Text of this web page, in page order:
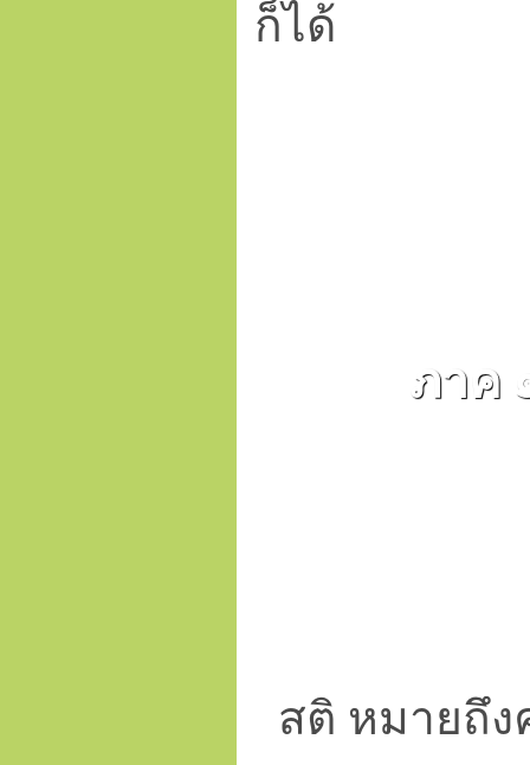
ก็ได้
ภาค
สติ หมายถึง